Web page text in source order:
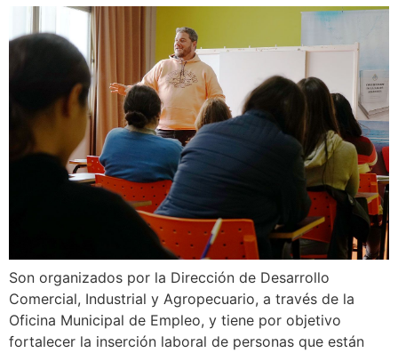
Son organizados por la Dirección de Desarrollo
Comercial, Industrial y Agropecuario, a través de la
Oficina Municipal de Empleo, y tiene por objetivo
fortalecer la inserción laboral de personas que están